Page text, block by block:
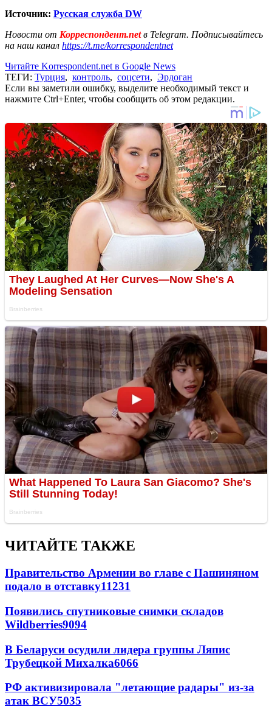
Источник: Русская служба DW
Новости от Корреспондент.netв Telegram. Подписывайтесь
на наш канал https://t.me/korrespondentnet
Читайте Korrespondent.net в Google News
ТЕГИ: Турция, контроль, соцсети, Эрдоган
Если вы заметили ошибку, выделите необходимый текст и
нажмите Ctrl+Enter, чтобы сообщить об этом редакции.
ЧИТАЙТЕ ТАКЖЕ
Правительство Армении во главе с Пашиняном
подало в отставку11231
Появились спутниковые снимки складов
Wildberries9094
В Беларуси осудили лидера группы Ляпис
Трубецкой Михалка6066
РФ активизировала "летающие радары" из-за
атак ВСУ5035